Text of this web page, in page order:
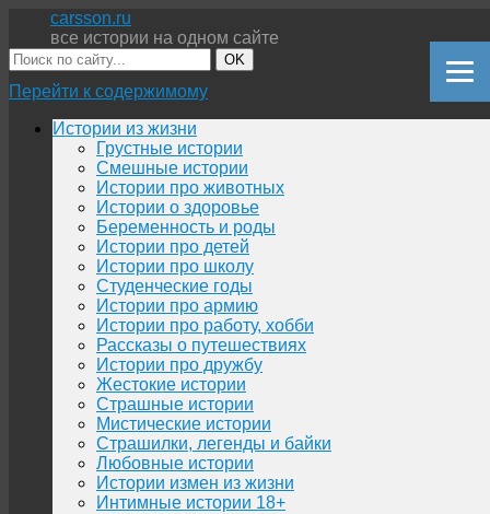
carsson.ru
все истории на одном сайте
OK
Перейти к содержимому
Истории из жизни
Грустные истории
Смешные истории
Истории про животных
Истории о здоровье
Беременность и роды
Истории про детей
Истории про школу
Студенческие годы
Истории про армию
Истории про работу, хобби
Рассказы о путешествиях
Истории про дружбу
Жестокие истории
Страшные истории
Мистические истории
Страшилки, легенды и байки
Любовные истории
Истории измен из жизни
Интимные истории 18+